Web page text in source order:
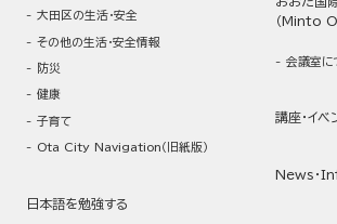
大田区の生活・安全
その他の生活・安全情報
防災
健康
子育て
Ota City Navigation（旧紙版）
日本語を勉強する
（Minto
会議室に
講座・イベ
News・